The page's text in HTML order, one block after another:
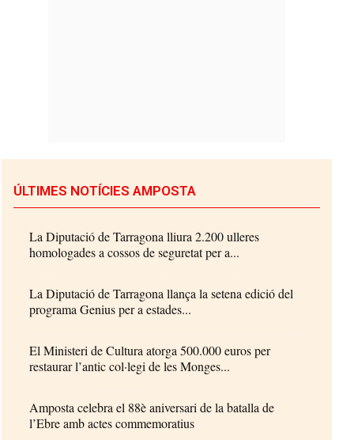
ÚLTIMES NOTÍCIES AMPOSTA
La Diputació de Tarragona lliura 2.200 ulleres
homologades a cossos de seguretat per a...
La Diputació de Tarragona llança la setena edició del
programa Genius per a estades...
El Ministeri de Cultura atorga 500.000 euros per
restaurar l’antic col·legi de les Monges...
Amposta celebra el 88è aniversari de la batalla de
l’Ebre amb actes commemoratius